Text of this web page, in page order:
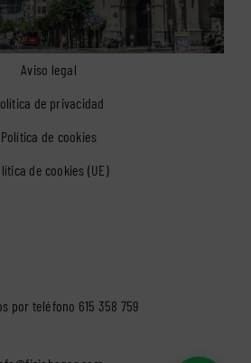
Aviso legal
de privacidad
Política de cookies
de cookies (UE)
por teléfono 615 358 759